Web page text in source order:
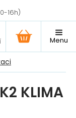
NÁKUPNÍ
KOŠÍK
KLIMA